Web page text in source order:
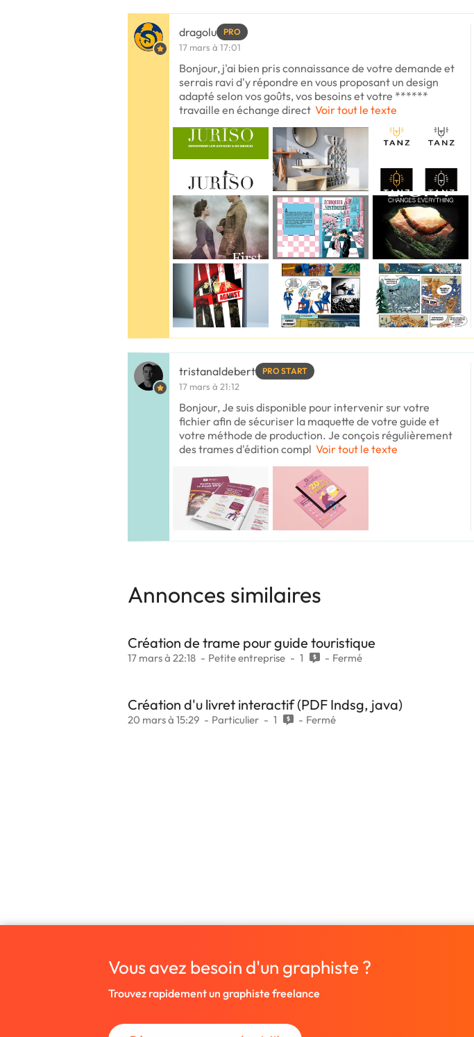
dragolu PRO
17 mars à 17:01
Bonjour, j'ai bien pris connaissance de votre demande et
serrais ravi d'y répondre en vous proposant un design
adapté selon vos goûts, vos besoins et votre ******
travaille en échange direct Voir tout le texte
tristanaldebert PRO START
17 mars à 21:12
Bonjour, Je suis disponible pour intervenir sur votre
fichier afin de sécuriser la maquette de votre guide et
votre méthode de production. Je conçois régulièrement
des trames d'édition compl Voir tout le texte
Annonces similaires
Création de trame pour guide touristique
17 mars à 22:18 Petite entreprise 1 Fermé
Création d'u livret interactif (PDF Indsg, java)
20 mars à 15:29 Particulier 1 Fermé
Vous avez besoin d'un graphiste ?
Trouvez rapidement un graphiste freelance